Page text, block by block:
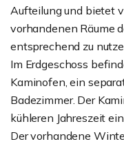
Aufteilung und bietet
vorhandenen Räume
entsprechend zu
Im Erdgeschoss
Kaminofen, ein
Badezimmer. Der
kühleren Jahreszeit
Der vorhandene